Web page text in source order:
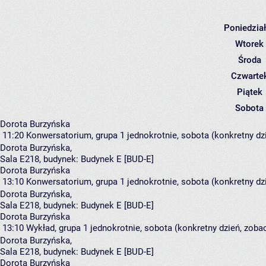
Wtorek
Środa
Piątek
Sobota
Dorota Burzyńska
11:20 Konwersatorium, grupa 1 jednokrotnie, sobota (konkretny
Dorota Burzyńska,
Sala E218, budynek: Budynek E [BUD-E]
Dorota Burzyńska
13:10 Konwersatorium, grupa 1 jednokrotnie, sobota (konkretny
Dorota Burzyńska,
Sala E218, budynek: Budynek E [BUD-E]
Dorota Burzyńska
13:10 Wykład, grupa 1 jednokrotnie, sobota (konkretny dzień,
Dorota Burzyńska,
Sala E218, budynek: Budynek E [BUD-E]
Dorota Burzyńska